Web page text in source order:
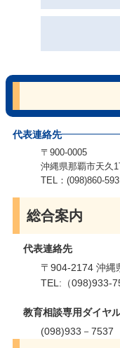
代表連絡先
〒900-0005
沖縄県那覇市天久
TEL：(098)860-
総合案内
代表連絡先
〒904-2174 沖縄
TEL:（098)933-
教育相談専用ダイヤ
(098)933－7537